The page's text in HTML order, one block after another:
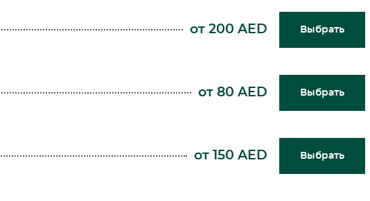
от 200 AED Выбрать
от 80 AED Выбрать
от 150 AED Выбрать